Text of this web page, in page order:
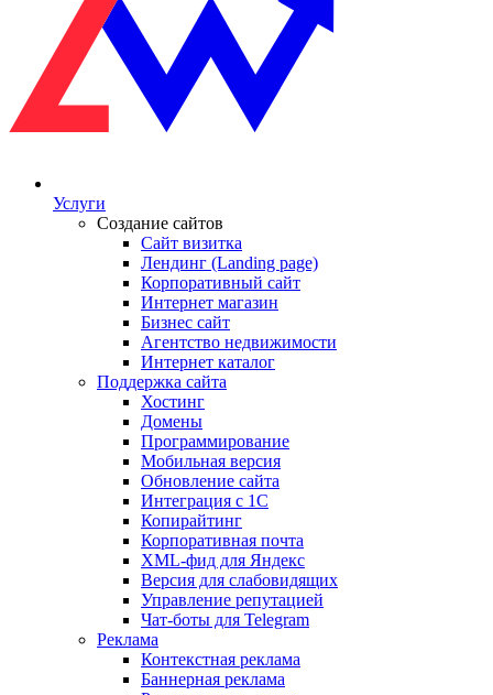
Услуги
Создание сайтов
Сайт визитка
Лендинг (Landing page)
Корпоративный сайт
Интернет магазин
Бизнес сайт
Агентство недвижимости
Интернет каталог
Поддержка сайта
Хостинг
Домены
Программирование
Мобильная версия
Обновление сайта
Интеграция с 1С
Копирайтинг
Корпоративная почта
XML-фид для Яндекс
Версия для слабовидящих
Управление репутацией
Чат-боты для Telegram
Реклама
Контекстная реклама
Баннерная реклама